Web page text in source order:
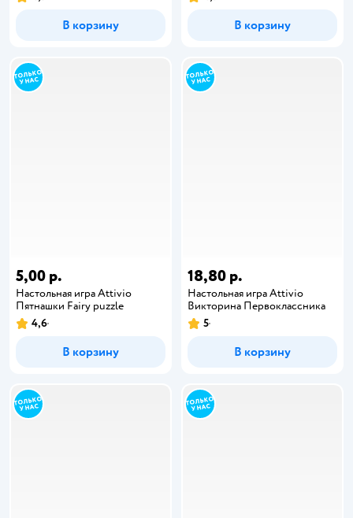
В корзину В корзину
5,00 р.
Настольная игра Attivio
Пятнашки Fairy puzzle
4,6
В корзину
18,80 р.
Настольная игра Attivio
Викторина Первоклассника
5
В корзину